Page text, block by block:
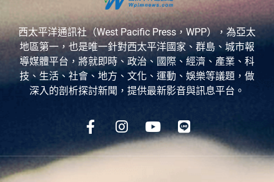
西太平洋通訊社（West Pacific Press，WPP），為亞太
地區第一，也是唯一針對西太平洋國家、群島、城市報
導媒體平台，將就即時、政治、國際、經濟、產業、科
技、生活、社會、地方、文化、運動、娛樂等議題，做
深入的剖析探討新聞，提供最新影音與訊息平台。